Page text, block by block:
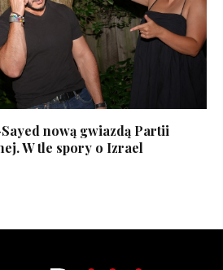
nową gwiazdą Partii
W tle spory o Izrael